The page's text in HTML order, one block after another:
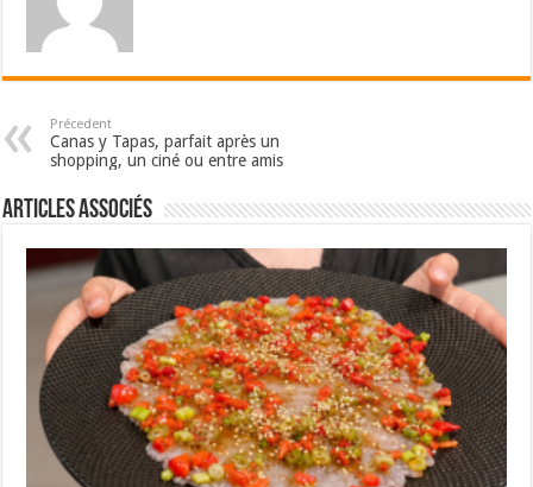
Précedent
Canas y Tapas, parfait après un
shopping, un ciné ou entre amis
Articles associés